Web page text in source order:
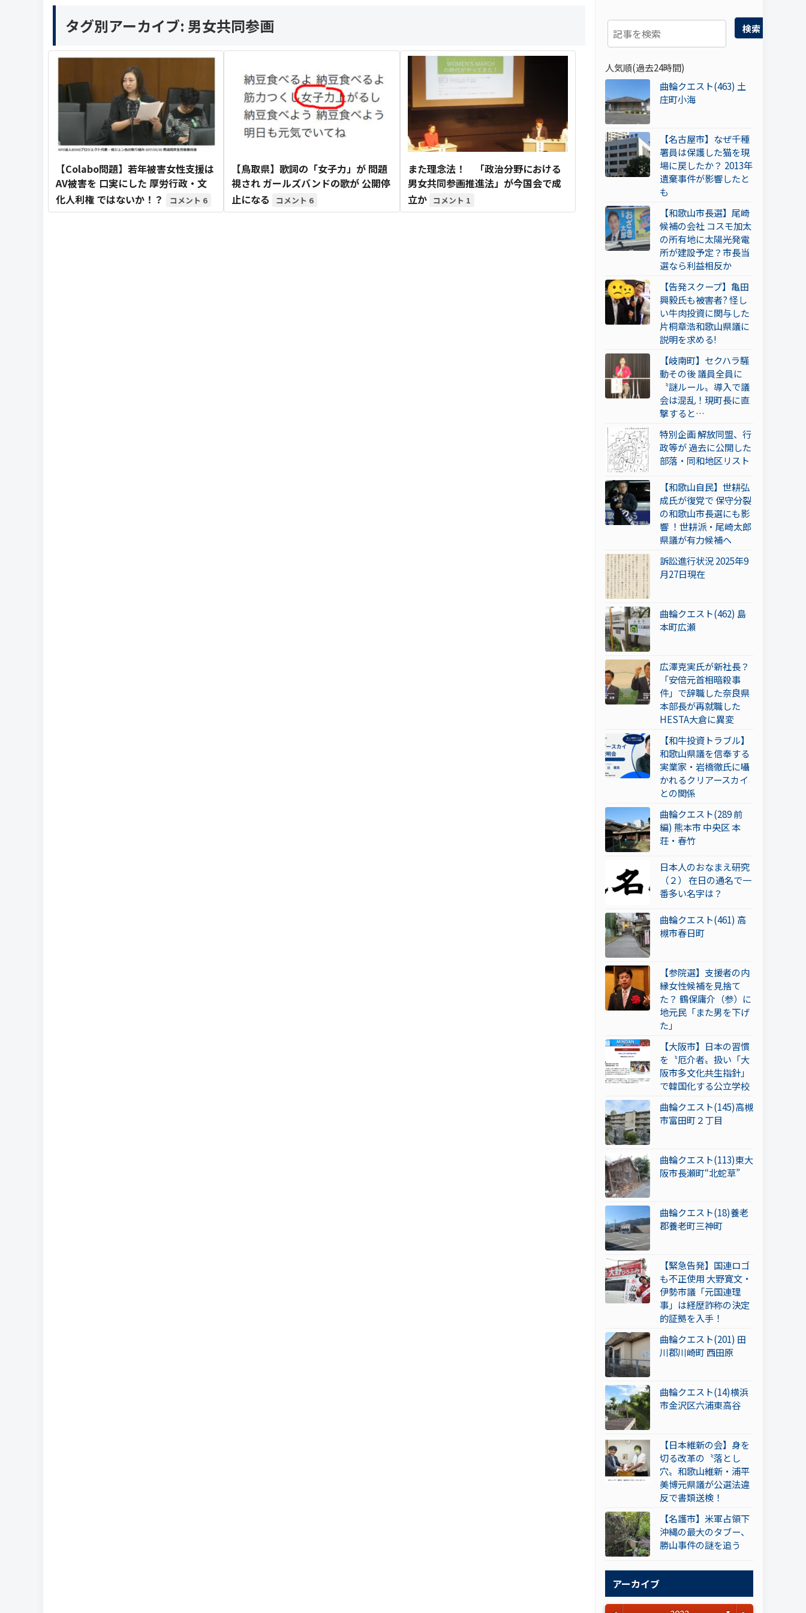
検索
人気順(過去24時間)
曲輪クエスト(463) 土
庄町小海
【名古屋市】なぜ千種
署員は保護した猫を現
場に戻したか？ 2013年
遺棄事件が影響したと
も
【和歌山市長選】尾崎
候補の会社 コスモ加太
の所有地に太陽光発電
所が建設予定？市長当
選なら利益相反か
【告発スクープ】亀田
興毅氏も被害者? 怪し
い牛肉投資に関与した
片桐章浩和歌山県議に
説明を求める!
【岐南町】セクハラ騒
動その後 議員全員に
〝謎ルール〟導入で議
会は混乱！現町長に直
撃すると…
特別企画 解放同盟、行
政等が 過去に公開した
部落・同和地区リスト
【和歌山自民】世耕弘
成氏が復党で 保守分裂
の和歌山市長選にも影
響 ！世耕派・尾崎太郎
県議が有力候補へ
訴訟進行状況 2025年9
月27日現在
曲輪クエスト(462) 島
本町広瀬
広澤克実氏が新社長？
「安倍元首相暗殺事
件」で辞職した奈良県
本部長が再就職した
HESTA大倉に異変
【和牛投資トラブル】
和歌山県議を信奉する
実業家・岩橋徹氏に囁
かれるクリアースカイ
との関係
曲輪クエスト(289 前
編) 熊本市 中央区 本
荘・春竹
日本人のおなまえ研究
（２） 在日の通名で一
番多い名字は？
曲輪クエスト(461) 高
槻市春日町
【参院選】支援者の内
縁女性候補を見捨て
た？ 鶴保庸介（参）に
地元民「また男を下げ
た」
【大阪市】日本の習慣
を〝厄介者〟扱い「大
阪市多文化共生指針」
で韓国化する公立学校
曲輪クエスト(145)高槻
市富田町２丁目
曲輪クエスト(113)東大
阪市長瀬町“北蛇草”
曲輪クエスト(18)養老
郡養老町三神町
【緊急告発】国連ロゴ
も不正使用 大野寛文・
伊勢市議「元国連理
事」は経歴詐称の決定
的証拠を入手！
曲輪クエスト(201) 田
川郡川崎町 西田原
曲輪クエスト(14)横浜
市金沢区六浦東高谷
【日本維新の会】身を
切る改革の〝落とし
穴〟和歌山維新・浦平
美博元県議が公選法違
反で書類送検！
【名護市】米軍占領下
沖縄の最大のタブー、
勝山事件の謎を追う
アーカイブ
タグ別アーカイブ: 男女共同参画
【Colabo問題】若年被害女性支援は
AV被害を 口実にした 厚労行政・文
化人利権 ではないか！？
6
【鳥取県】歌詞の「女子力」が 問題
視され ガールズバンドの歌が 公開停
止になる
6
また理念法！ 「政治分野における
男女共同参画推進法」が今国会で成
立か
1